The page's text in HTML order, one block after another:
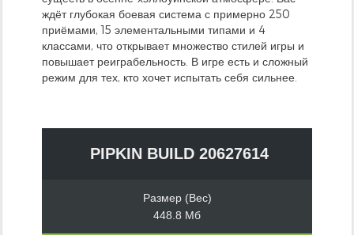
ждёт глубокая боевая система с примерно 250
приёмами, 15 элементальными типами и 4
классами, что открывает множество стилей игры и
повышает реиграбельность. В игре есть и сложный
режим для тех, кто хочет испытать себя сильнее.
PIPKIN BUILD 20627614
Размер (Вес)
448.8 Мб